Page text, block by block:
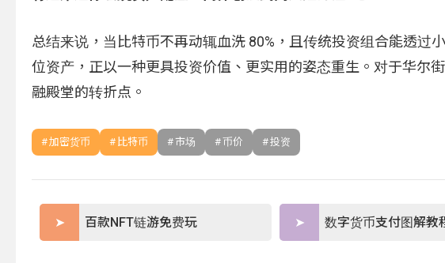
总结来说，当比特币不再动辄血洗 80%，且传统投资组合能透过
位资产，正以一种更具投资价值、更实用的姿态重生。对于华尔
融殿堂的转折点。
加密货币 比特币 市场 币价 投资
百款NFT链游免费玩 数字货币支付图解教